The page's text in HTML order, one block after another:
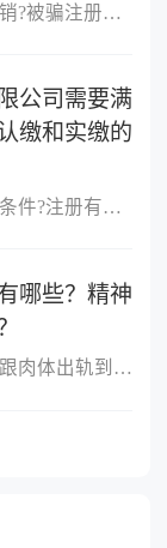
被骗注册了公司如何快速注销?被骗注册公司想注销该公司的注销流程：
公司需要满
缴和实缴的
注册有限公司需要满足哪些条件?注册有限公司需要满足什么条件?1、股
哪些？精神
现在很多人会讨论精神出轨跟肉体出轨到底哪个更严重？这个不同的人